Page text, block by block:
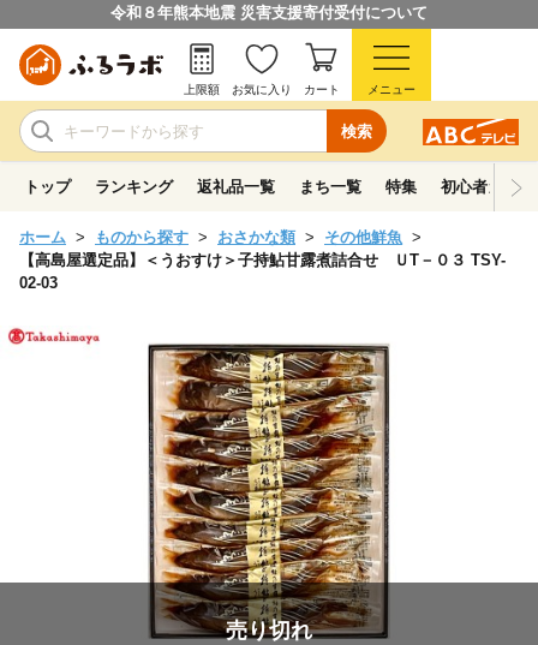
令和８年熊本地震 災害支援寄付受付について
検索
上限額 お気に入り カート メニュー
トップ ランキング 返礼品一覧 まち一覧 特集 初心者ガイド
ホーム ものから探す おさかな類
その他鮮魚
【高島屋選定品】＜うおすけ＞子持鮎甘露煮詰合せ ＵT－０３ TSY-
02-03
売り切れ